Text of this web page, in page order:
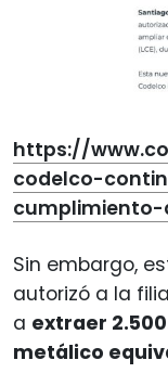
https://
codelco-
cumplimiento-
Sin embargo,
autorizó a la
a extraer
metálico